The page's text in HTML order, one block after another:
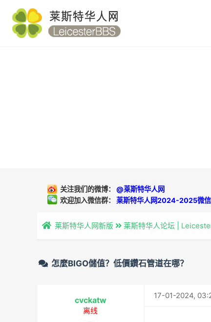
关注我们的微博：@莱斯特华人网
欢迎加入微信群：莱斯特华人网2024-2025微
莱斯特华人网新版 莱斯特华人论坛 |
怎麼BIGO儲值？低價鑽石管道在哪？
cvckatw
离线
17-01-2024,